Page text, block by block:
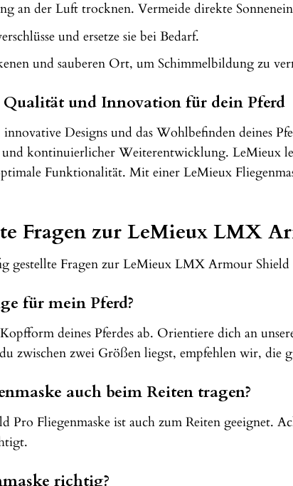
an der Luft trocknen. Vermeide direkte
und ersetze sie bei Bedarf.
und sauberen Ort, um Schimmelbildung zu
Qualität und Innovation für dein Pferd
Designs und das Wohlbefinden deines
und kontinuierlicher Weiterentwicklung. LeMieux
Funktionalität. Mit einer LeMieux
Fragen zur LeMieux LMX
gestellte Fragen zur LeMieux LMX Armour Shield
für mein Pferd?
deines Pferdes ab. Orientiere dich an
zwischen zwei Größen liegst, empfehlen wir, die
auch beim Reiten tragen?
Fliegenmaske ist auch zum Reiten geeignet.
richtig?